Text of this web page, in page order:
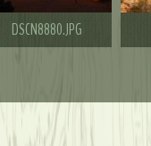
DSCN8880.JPG